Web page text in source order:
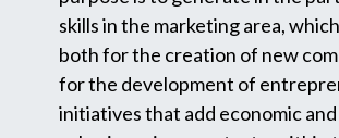
skills in the marketing area,
both for the creation of new
for the development of
initiatives that add economic and